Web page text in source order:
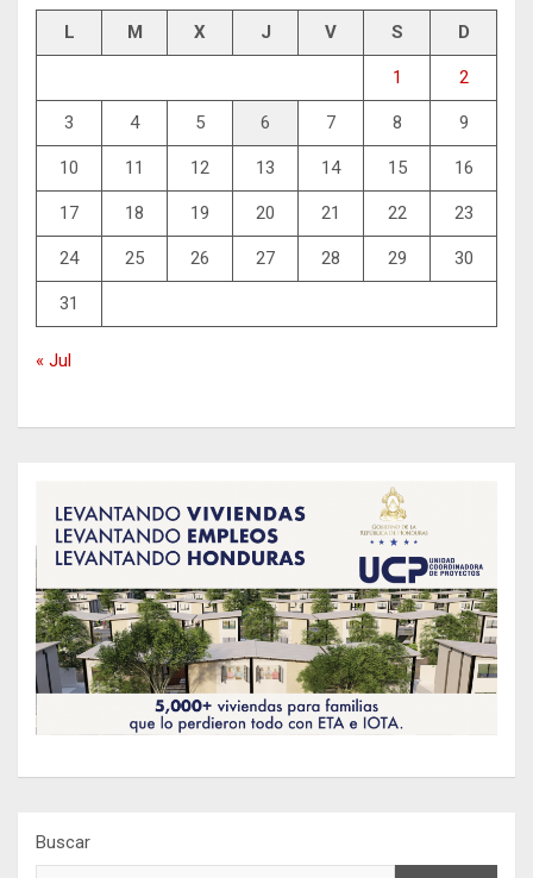
L M X J V S D
1 2
3 4 5 6 7 8 9
10 11 12 13 14 15 16
17 18 19 20 21 22 23
24 25 26 27 28 29 30
31
« Jul
Buscar